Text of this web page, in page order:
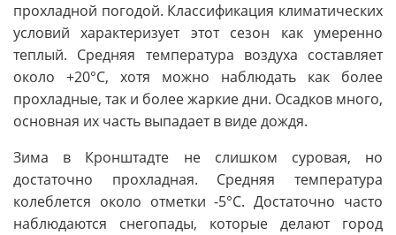
прохладной погодой. Классификация климатических
условий характеризует этот сезон как умеренно
теплый. Средняя температура воздуха составляет
около +20°C, хотя можно наблюдать как более
прохладные, так и более жаркие дни. Осадков много,
основная их часть выпадает в виде дождя.
Зима в Кронштадте не слишком суровая, но
достаточно прохладная. Средняя температура
колеблется около отметки -5°C. Достаточно часто
наблюдаются снегопады, которые делают город